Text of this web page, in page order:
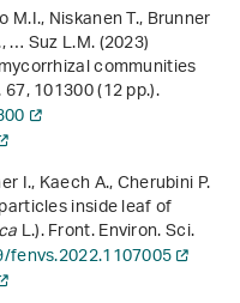
Niskanen T., Brunner
… Suz L.M. (2023)
communities
67, 101300 (12 pp.).
I., Kaech A., Cherubini P.
inside leaf of
L.). Front. Environ. Sci.
fenvs.2022.1107005